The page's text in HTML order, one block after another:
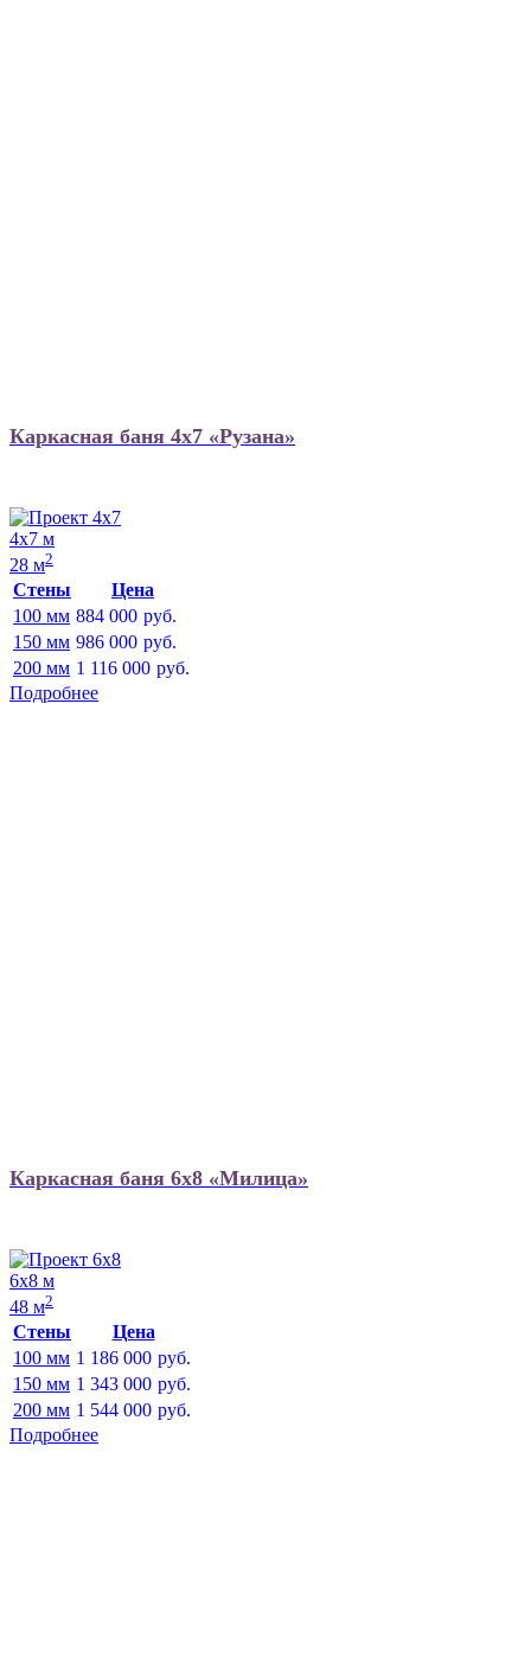
Каркасная баня 4х7 «Рузана»
4х7 м
28 м2
Стены
Цена
100 мм 884 000 руб.
150 мм 986 000 руб.
200 мм 1 116 000 руб.
Подробнее
Каркасная баня 6х8 «Милица»
6х8 м
48 м2
Стены
Цена
100 мм 1 186 000 руб.
150 мм 1 343 000 руб.
200 мм 1 544 000 руб.
Подробнее